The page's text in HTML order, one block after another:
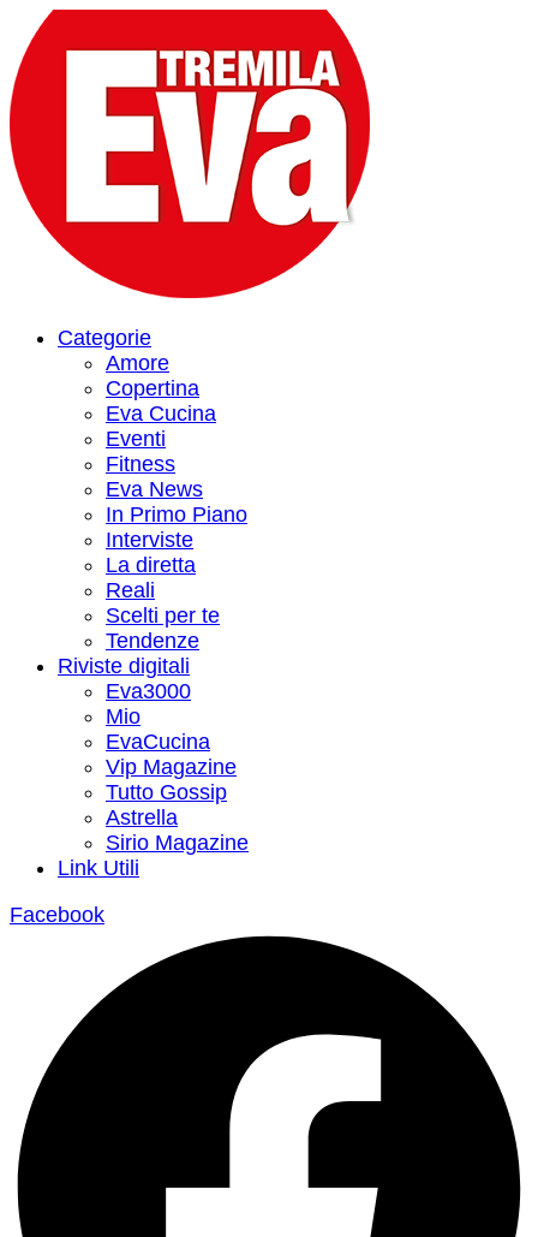
Categorie
Amore
Copertina
Eva Cucina
Eventi
Fitness
Eva News
In Primo Piano
Interviste
La diretta
Reali
Scelti per te
Tendenze
Riviste digitali
Eva3000
Mio
EvaCucina
Vip Magazine
Tutto Gossip
Astrella
Sirio Magazine
Link Utili
Facebook